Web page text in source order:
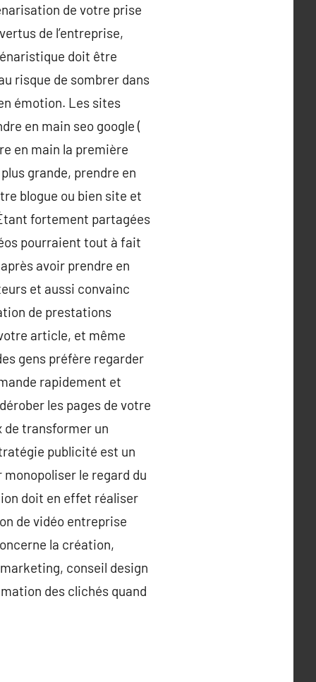
de votre prise
de l’entreprise,
doit être
risque de sombrer dans
émotion. Les sites
en main seo google (
en main la première
grande, prendre en
blogue ou bien site et
fortement partagées
pourraient tout à fait
avoir prendre en
et aussi convainc
de prestations
article, et même
gens préfère regarder
rapidement et
les pages de votre
de transformer un
publicité est un
le regard du
doit en effet réaliser
de vidéo entreprise
la création,
conseil design
des clichés quand